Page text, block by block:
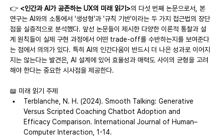
👉 <인간과 AI가 공존하는 UX의 미래 읽기>의 다섯 번째 논문으로서, 본
연구는 AI와의 소통에서 '생성형'과 '규칙 기반'이라는 두 가지 접근법의 장단
점을 실증적으로 분석했다. 앞선 논문들이 제시한 다양한 이론적 통찰과 설
계 원칙들이 실제 구현 과정에서 어떤 trade-off를 수반하는지를 보여준다
는 점에서 의의가 있다. 특히 AI의 인간다움이 반드시 더 나은 성과로 이어지
지는 않는다는 발견은, AI 설계에 있어 효율성과 매력도 사이의 균형을 고려
해야 한다는 중요한 시사점을 제공한다.
📖 미래 읽기 주제
Terblanche, N. H. (2024). Smooth Talking: Generative
Versus Scripted Coaching Chatbot Adoption and
Efficacy Comparison. International Journal of Human–
Computer Interaction, 1-14.